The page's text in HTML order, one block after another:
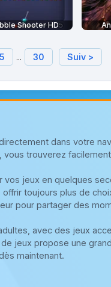
Shooter HD
5 ... 30 Suiv >
dans votre
trouverez
jeux en quelques
toujours plus de
pour partager des
avec des jeux
jeux propose une
maintenant.